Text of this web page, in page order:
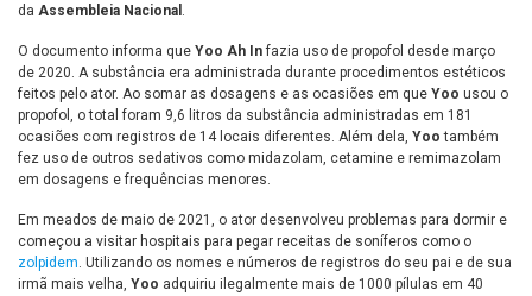
da Assembleia Nacional .
O documento informa que Yoo Ah Infazia uso de propofol desde março
de 2020. A substância era administrada durante procedimentos estéticos
feitos pelo ator. Ao somar as dosagens e as ocasiões em que Yoo usou o
propofol, o total foram 9,6 litros da substância administradas em 181
ocasiões com registros de 14 locais diferentes. Além dela, Yoo também
fez uso de outros sedativos como midazolam, cetamine e remimazolam
em dosagens e frequências menores.
Em meados de maio de 2021, o ator desenvolveu problemas para dormir e
começou a visitar hospitais para pegar receitas de soníferos como o
zolpidem. Utilizando os nomes e números de registros do seu pai e de sua
irmã mais velha, Yoo adquiriu ilegalmente mais de 1000 pílulas em 40